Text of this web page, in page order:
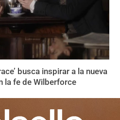
busca inspirar a la nueva
la fe de Wilberforce